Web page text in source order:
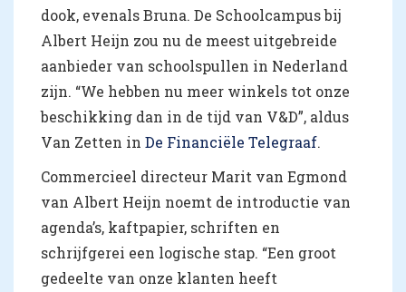
dook, evenals Bruna. De Schoolcampus bij
Albert Heijn zou nu de meest uitgebreide
aanbieder van schoolspullen in Nederland
zijn. “We hebben nu meer winkels tot onze
beschikking dan in de tijd van V&D”, aldus
Van Zetten in De Financiële Telegraaf.
Commercieel directeur Marit van Egmond
van Albert Heijn noemt de introductie van
agenda’s, kaftpapier, schriften en
schrijfgerei een logische stap. “Een groot
gedeelte van onze klanten heeft